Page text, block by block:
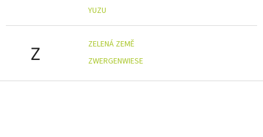
YUZU
Z
ZELENÁ ZEMĚ
ZWERGENWIESE